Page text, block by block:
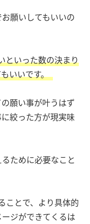
願いしてもいいの
といった数の決まり
いいです。
願い事が叶うはず
絞った方が現実味
ために必要なこと
ことで、より具体的
ジができてくるは